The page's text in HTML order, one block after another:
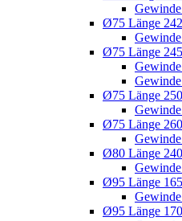
Ø75 Länge
Gewinde
Ø75 Länge
Ø75 Länge
Ø75 Länge
Ø80 Länge
Ø95 Länge
Ø95 Länge